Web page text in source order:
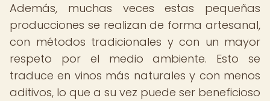
Además, muchas veces estas pequeñas
producciones se realizan de forma artesanal,
con métodos tradicionales y con un mayor
respeto por el medio ambiente. Esto se
traduce en vinos más naturales y con menos
aditivos, lo que a su vez puede ser beneficioso